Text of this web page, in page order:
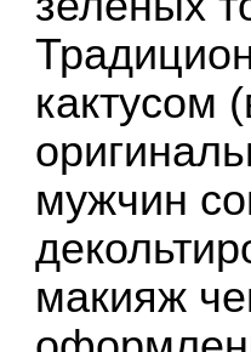
кактусом
мужчин
макияж